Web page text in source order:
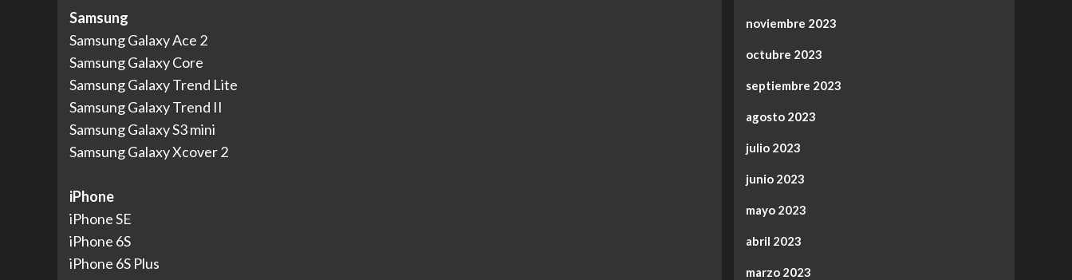
Samsung
Samsung Galaxy Ace 2
Samsung Galaxy Core
Samsung Galaxy Trend Lite
Samsung Galaxy Trend II
Samsung Galaxy S3 mini
Samsung Galaxy Xcover 2
iPhone
iPhone SE
iPhone 6S
iPhone 6S Plus
noviembre 2023
octubre 2023
septiembre 2023
agosto 2023
julio 2023
junio 2023
mayo 2023
abril 2023
marzo 2023